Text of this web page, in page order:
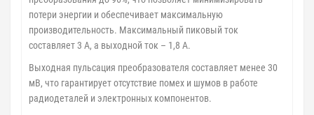
потери энергии и обеспечивает максимальную
производительность. Максимальный пиковый ток
составляет 3 А, а выходной ток – 1,8 А.
Выходная пульсация преобразователя составляет менее 30
мВ, что гарантирует отсутствие помех и шумов в работе
радиодеталей и электронных компонентов.